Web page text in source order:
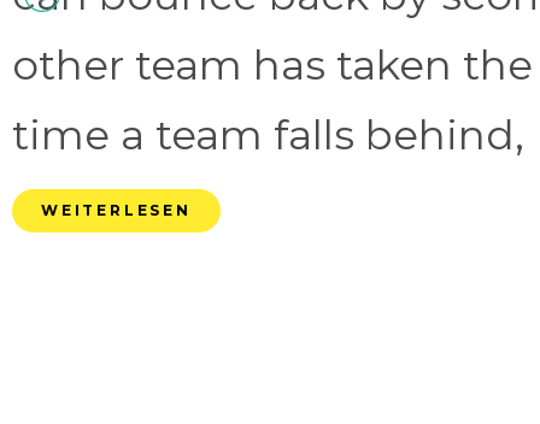
other team has taken
time a team falls behind,
WEITERLESEN